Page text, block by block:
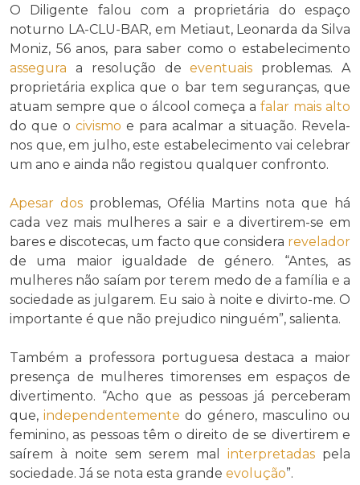
O Diligente falou com a proprietária do espaço
noturno LA-CLU-BAR, em Metiaut, Leonarda da Silva
Moniz, 56 anos, para saber como o estabelecimento
assegura a resolução deeventuais problemas. A
proprietária explica que o bar tem seguranças, que
atuam sempre que o álcool começa afalar mais alto
do que o civismo e para acalmar a situação. Revela-
nos que, em julho, este estabelecimento vai celebrar
um ano e ainda não registou qualquer confronto.
Apesar dos problemas, Ofélia Martins nota que há
cada vez mais mulheres a sair e a divertirem-se em
bares e discotecas, um facto que considera revelador
de uma maior igualdade de género. “Antes, as
mulheres não saíam por terem medo de a família e a
sociedade as julgarem. Eu saio à noite e divirto-me. O
importante é que não prejudico ninguém”, salienta.
Também a professora portuguesa destaca a maior
presença de mulheres timorenses em espaços de
divertimento. “Acho que as pessoas já perceberam
que,independentemente do género, masculino ou
feminino, as pessoas têm o direito de se divertirem e
saírem à noite sem serem mal interpretadas pela
sociedade. Já se nota esta grande evolução”.